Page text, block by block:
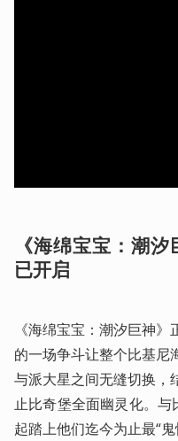
《海绵宝宝：潮
已开启
《海绵宝宝：潮汐巨神
的一场争斗让整个比基尼
与派大星之间无缝切换，
止比奇堡全面幽灵化。与
起踏上他们迄今为止最“鬼